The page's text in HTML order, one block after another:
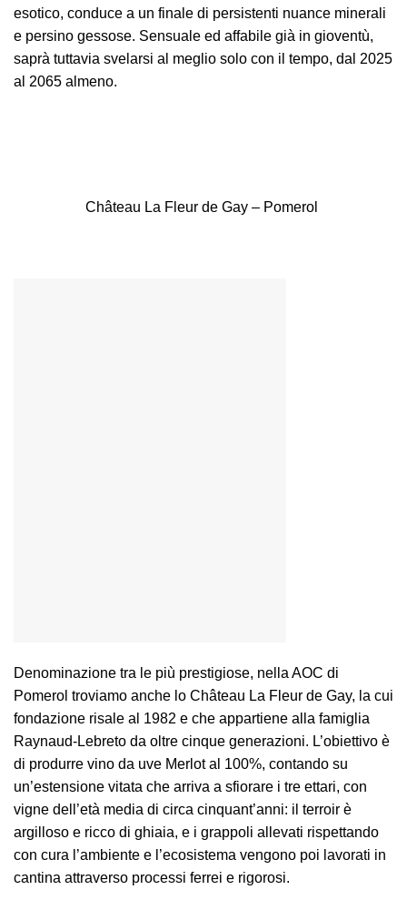
esotico, conduce a un finale di persistenti nuance minerali
e persino gessose. Sensuale ed affabile già in gioventù,
saprà tuttavia svelarsi al meglio solo con il tempo, dal 2025
al 2065 almeno.
Château La Fleur de Gay – Pomerol
Denominazione tra le più prestigiose, nella AOC di
Pomerol troviamo anche lo Château La Fleur de Gay, la cui
fondazione risale al 1982 e che appartiene alla famiglia
Raynaud-Lebreto da oltre cinque generazioni. L’obiettivo è
di produrre vino da uve Merlot al 100%, contando su
un’estensione vitata che arriva a sfiorare i tre ettari, con
vigne dell’età media di circa cinquant’anni: il terroir è
argilloso e ricco di ghiaia, e i grappoli allevati rispettando
con cura l’ambiente e l’ecosistema vengono poi lavorati in
cantina attraverso processi ferrei e rigorosi.